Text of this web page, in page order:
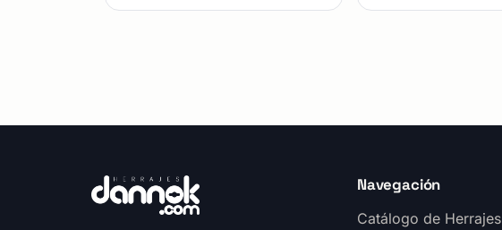
Navegación
Catálogo de Herrajes